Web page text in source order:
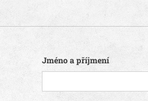
Jméno a příjmení